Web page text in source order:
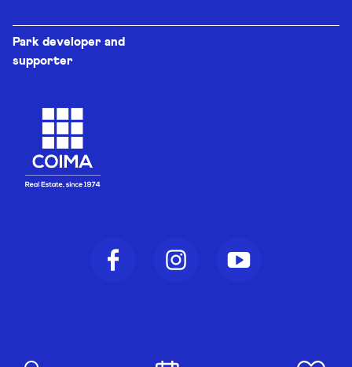
Park developer and
supporter